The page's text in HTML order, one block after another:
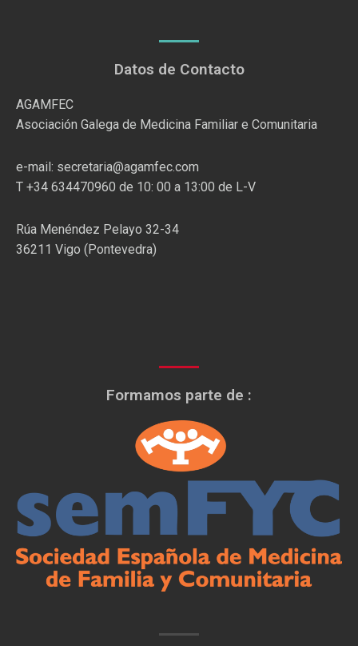
Datos de Contacto
AGAMFEC
Asociación Galega de Medicina Familiar e Comunitaria
e-mail: secretaria@agamfec.com
T +34 634470960 de 10: 00 a 13:00 de L-V
Rúa Menéndez Pelayo 32-34
36211 Vigo (Pontevedra)
Formamos parte de :